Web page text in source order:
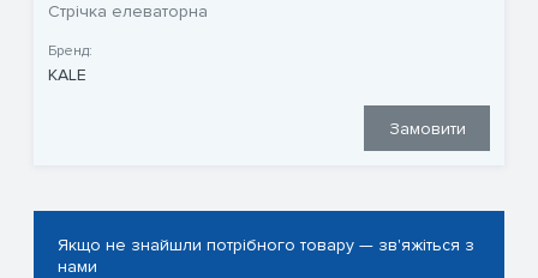
Стрічка елеваторна
Бренд:
KALE
Замовити
Якщо не знайшли потрібного товару — зв'яжіться з
нами